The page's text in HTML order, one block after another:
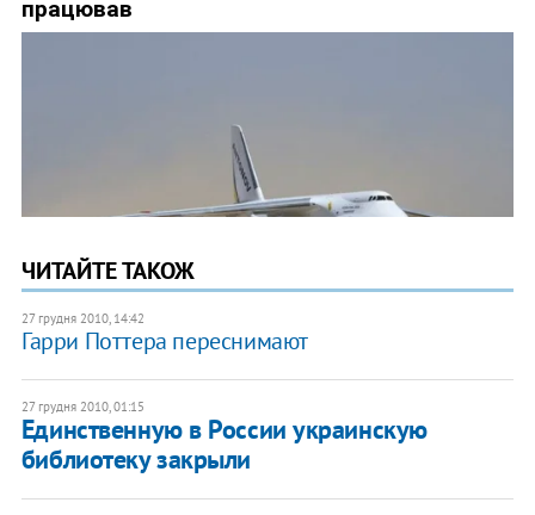
ЧИТАЙТЕ ТАКОЖ
27 грудня 2010, 14:42
Гарри Поттера переснимают
27 грудня 2010, 01:15
Единственную в России украинскую
библиотеку закрыли